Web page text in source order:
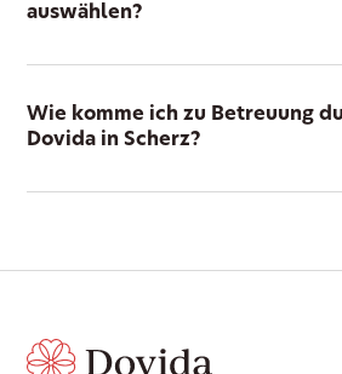
auswählen?
Wie komme ich zu Betreuung
Dovida in Scherz?